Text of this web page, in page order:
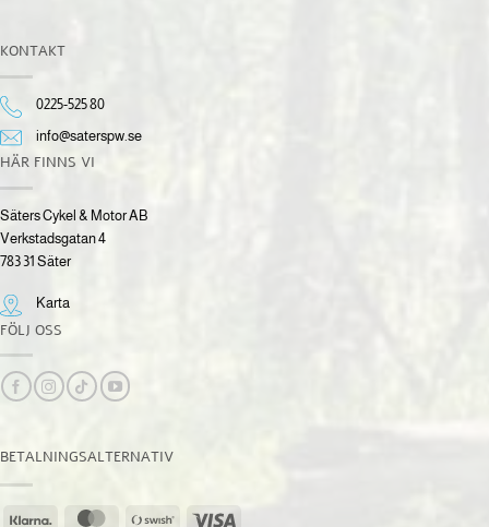
KONTAKT
0225-525 80
info@saterspw.se
HÄR FINNS VI
Säters Cykel & Motor AB
Verkstadsgatan 4
783 31 Säter
Karta
FÖLJ OSS
BETALNINGSALTERNATIV
Klarna MasterCardSwish